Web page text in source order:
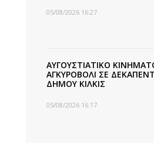
05/08/2026 16:27
ΑΥΓΟΥΣΤΙΑΤΙΚΟ
ΑΓΚΥΡΟΒΟΛΙ ΣΕ
ΔΗΜΟΥ ΚΙΛΚΙΣ
05/08/2026 16:17